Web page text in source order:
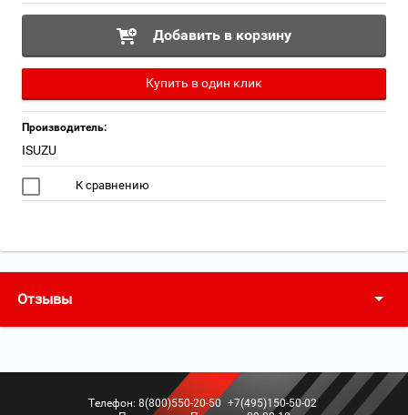
Добавить в корзину
Купить в один клик
Производитель:
ISUZU
К сравнению
Отзывы
Телефон: 8(800)550-20-50 +7(495)150-50-02